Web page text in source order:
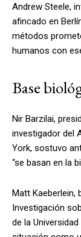
Andrew Steele,
afincado en
métodos
humanos con
Base
Nir Barzilai,
investigador del
York, sostuvo
“se basan en la
Matt Kaeberlein,
Investigación
de la